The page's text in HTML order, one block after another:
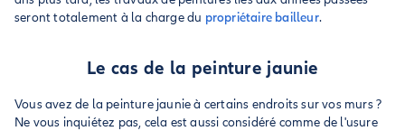
seront totalement à la charge du propriétaire bailleur.
Le cas de la peinture jaunie
Vous avez de la peinture jaunie à certains endroits sur vos murs ?
Ne vous inquiétez pas, cela est aussi considéré comme de l'usure